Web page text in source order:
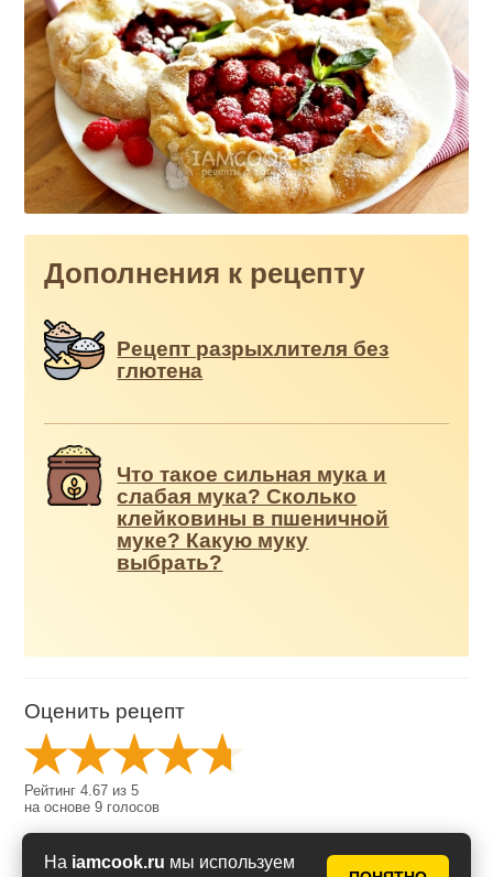
На iamcook.ru мы используем
Дополнения к рецепту
Рецепт разрыхлителя без
глютена
Что такое сильная мука и
слабая мука? Сколько
клейковины в пшеничной
муке? Какую муку
выбрать?
Оценить рецепт
Рейтинг4.67 из5
на основе9 голосов